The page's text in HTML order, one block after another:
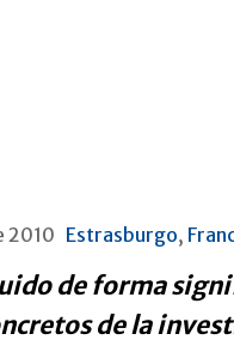
2010 Estrasburgo,
de forma
de la